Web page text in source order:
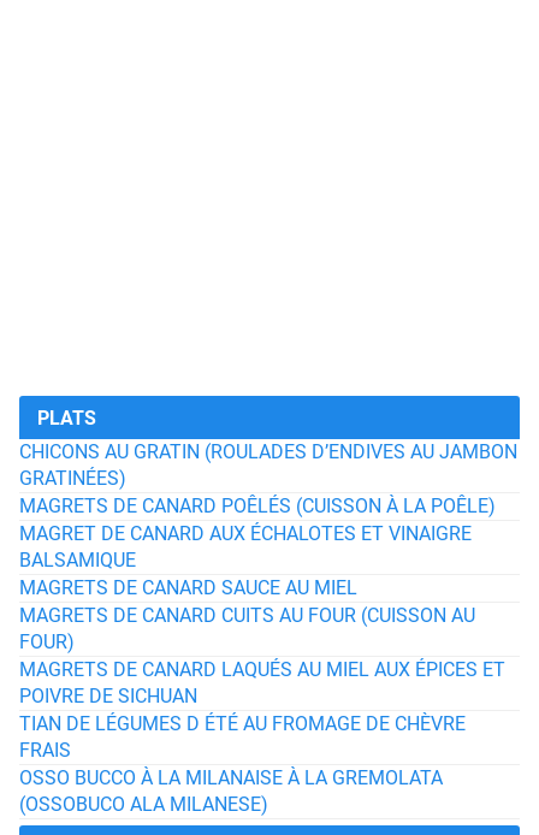
PLATS
CHICONS AU GRATIN (ROULADES D’ENDIVES AU JAMBON
GRATINÉES)
MAGRETS DE CANARD POÊLÉS (CUISSON À LA POÊLE)
MAGRET DE CANARD AUX ÉCHALOTES ET VINAIGRE
BALSAMIQUE
MAGRETS DE CANARD SAUCE AU MIEL
MAGRETS DE CANARD CUITS AU FOUR (CUISSON AU
FOUR)
MAGRETS DE CANARD LAQUÉS AU MIEL AUX ÉPICES ET
POIVRE DE SICHUAN
TIAN DE LÉGUMES D ÉTÉ AU FROMAGE DE CHÈVRE
FRAIS
OSSO BUCCO À LA MILANAISE À LA GREMOLATA
(OSSOBUCO ALA MILANESE)